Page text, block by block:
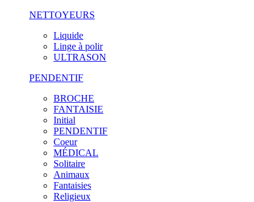
NETTOYEURS
Liquide
Linge à polir
ULTRASON
PENDENTIF
BROCHE
FANTAISIE
Initial
PENDENTIF
Coeur
MÉDICAL
Solitaire
Animaux
Fantaisies
Religieux